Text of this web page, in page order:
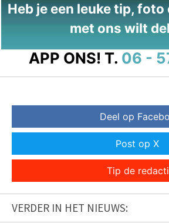
Heb je een leuke tip,
met ons wilt
APP ONS! T. 06 -
Deel op
Post op X
Tip de
VERDER IN HET NIEUWS: